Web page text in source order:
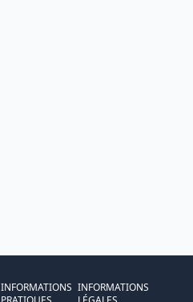
INFORMATIONS INFORMATIONS